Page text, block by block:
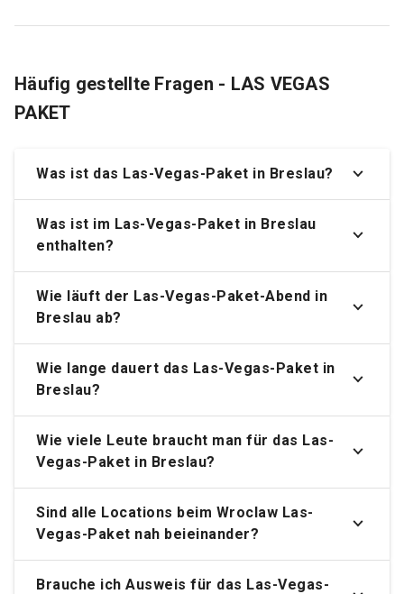
Häufig gestellte Fragen - LAS VEGAS
PAKET
Was ist das Las-Vegas-Paket in Breslau?
Was ist im Las-Vegas-Paket in Breslau
enthalten?
Wie läuft der Las-Vegas-Paket-Abend in
Breslau ab?
Wie lange dauert das Las-Vegas-Paket in
Breslau?
Wie viele Leute braucht man für das Las-
Vegas-Paket in Breslau?
Sind alle Locations beim Wroclaw Las-
Vegas-Paket nah beieinander?
Brauche ich Ausweis für das Las-Vegas-